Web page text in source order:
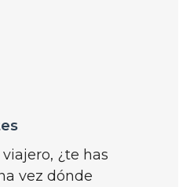
¿te has
vez dónde